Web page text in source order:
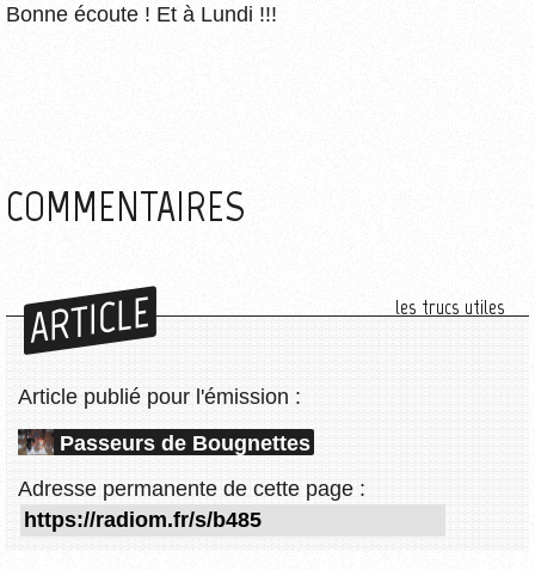
Bonne écoute ! Et à Lundi !!!
COMMENTAIRES
ARTICLE les trucs utiles
Article publié pour l'émission :
Passeurs de Bougnettes
Adresse permanente de cette page :